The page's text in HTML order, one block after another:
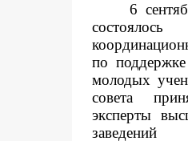
6
по поддержке
молодых
совета
эксперты